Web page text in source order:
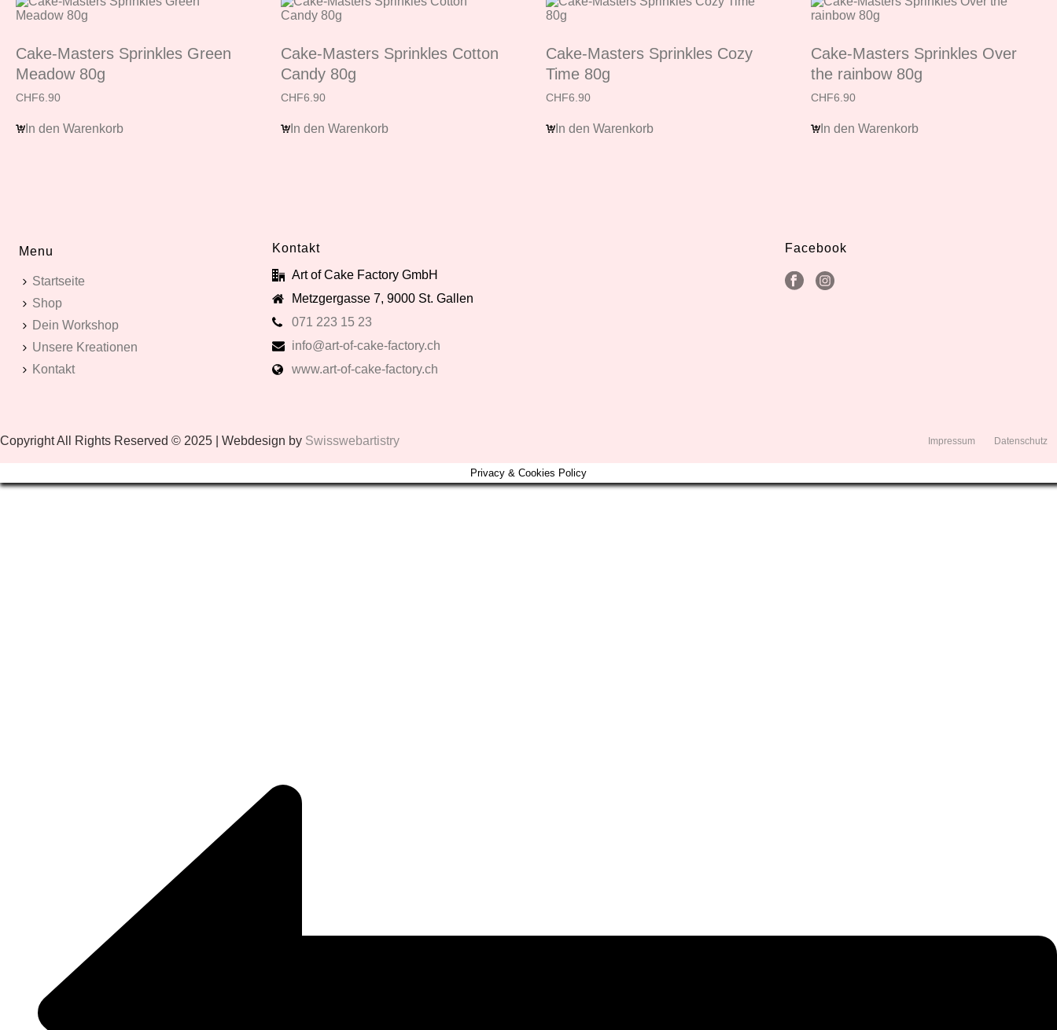
Cake-Masters Sprinkles Green
Meadow 80g
CHF6.90
In den Warenkorb
Cake-Masters Sprinkles Cotton
Candy 80g
CHF6.90
In den Warenkorb
Cake-Masters Sprinkles Cozy
Time 80g
CHF6.90
In den Warenkorb
Cake-Masters Sprinkles Over
the rainbow 80g
CHF6.90
In den Warenkorb
Menu
Startseite
Shop
Dein Workshop
Unsere Kreationen
Kontakt
Kontakt
Art of Cake Factory GmbH
Metzgergasse 7, 9000 St. Gallen
071 223 15 23
info@art-of-cake-factory.ch
www.art-of-cake-factory.ch
Facebook
Copyright All Rights Reserved © 2025 | Webdesign by Swisswebartistry Impressum Datenschutz
Privacy & Cookies Policy